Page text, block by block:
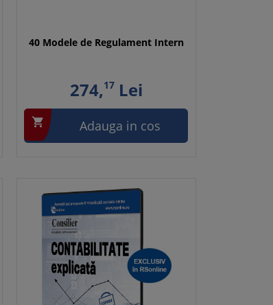
40 Modele de Regulament Intern
274,17Lei
 Adauga in cos